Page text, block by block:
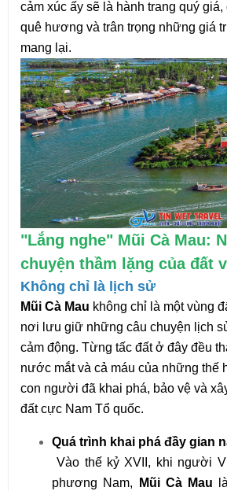
cảm xúc ấy sẽ là hành trang quý
quê hương và trân trọng những giá
mang lại.
"Lắng nghe" Mũi Cà Mau:
chuyện thầm lặng của đất
Không chỉ là lịch sử
Mũi Cà Mau không chỉ là một vùng
nơi lưu giữ những câu chuyện lịch
cảm động. Từng tấc đất ở đây đều
nước mắt và cả máu của những thế
con người đã khai phá, bảo vệ và
đất cực Nam Tổ quốc.
Quá trình khai phá đầy gian
Vào thế kỷ XVII, khi người
phương Nam,
Mũi Cà Mau